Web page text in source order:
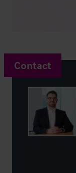
Contact